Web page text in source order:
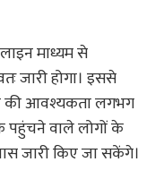
माध्यम से
जारी होगा। इससे
की आवश्यकता लगभग
के पहुंचने वाले लोगों के
जारी किए जा सकेंगे।